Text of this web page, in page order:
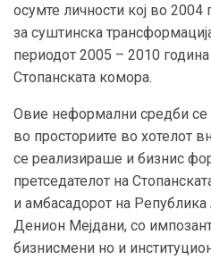
осумте личности кој во
за суштинска
периодот 2005 – 2010
Стопанската комора.
Овие неформални средби се
во просториите во хотелот
се реализираше и бизнис
претседателот на
и амбасадорот на
Денион Мејдани, со
бизнисмени но и